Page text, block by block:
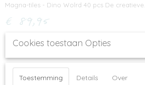
Magna-tiles - Dino Wolrd 40 pcs De creatieve…
€ 89,95
Niet op voorraad
Cookies toestaan Opties
Toestemming Details Over